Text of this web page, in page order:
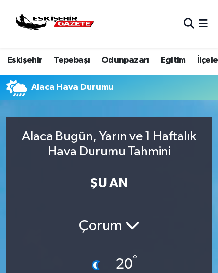
Eskişehir Tepebaşı Odunpazarı Eğitim
Alaca Hava Durumu
Alaca Bugün, Yarın ve 1 Haftalık
Hava Durumu Tahmini
ŞU AN
Çorum
20°
Hava Durumu
Eskişehir Namaz Vakitleri
Süper Lig Puan Durumu ve Fikstür
Son Dakika Haberleri